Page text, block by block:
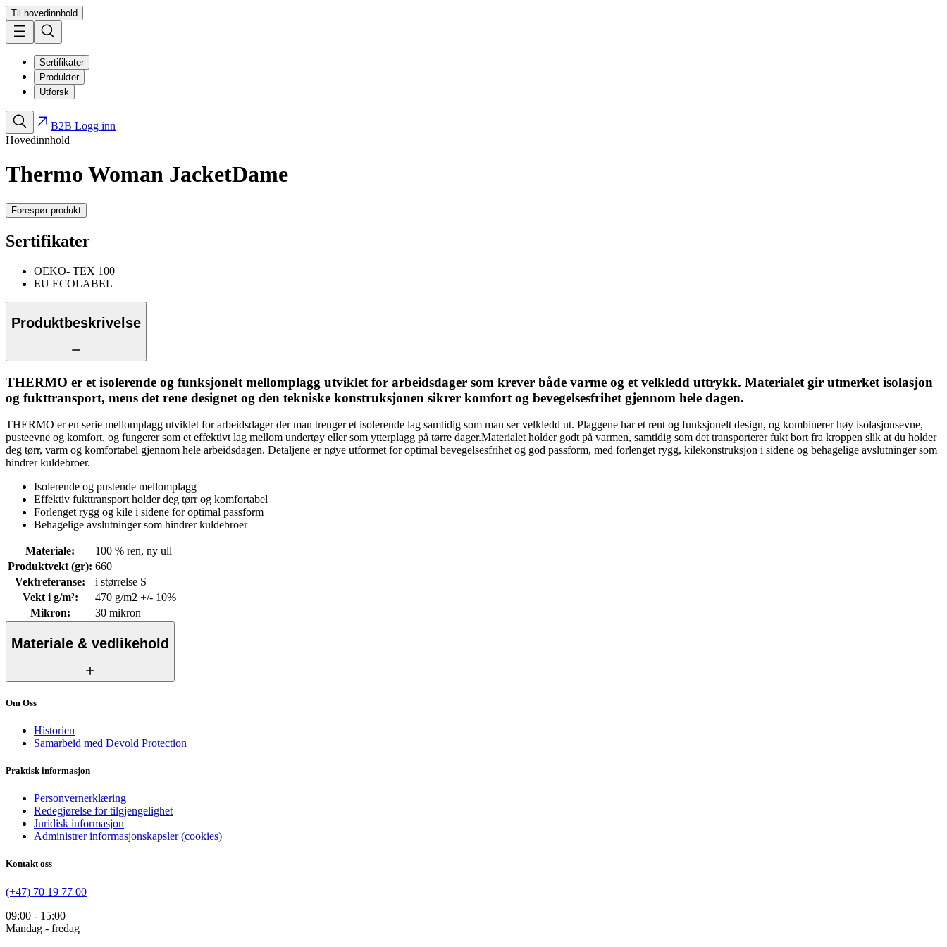
Til hovedinnhold
Sertifikater
Produkter
Utforsk
B2B Logg inn
Hovedinnhold
Thermo Woman JacketDame
Forespør produkt
Sertifikater
OEKO- TEX 100
EU ECOLABEL
Produktbeskrivelse
THERMO er et isolerende og funksjonelt mellomplagg utviklet for arbeidsdager som krever både varme og et velkledd uttrykk. Materialet gir utmerket isolasjon
og fukttransport, mens det rene designet og den tekniske konstruksjonen sikrer komfort og bevegelsesfrihet gjennom hele dagen.
THERMO er en serie mellomplagg utviklet for arbeidsdager der man trenger et isolerende lag samtidig som man ser velkledd ut. Plaggene har et rent og funksjonelt design, og kombinerer høy isolasjonsevne,
pusteevne og komfort, og fungerer som et effektivt lag mellom undertøy eller som ytterplagg på tørre dager.Materialet holder godt på varmen, samtidig som det transporterer fukt bort fra kroppen slik at du holder
deg tørr, varm og komfortabel gjennom hele arbeidsdagen. Detaljene er nøye utformet for optimal bevegelsesfrihet og god passform, med forlenget rygg, kilekonstruksjon i sidene og behagelige avslutninger som
hindrer kuldebroer.
Isolerende og pustende mellomplagg
Effektiv fukttransport holder deg tørr og komfortabel
Forlenget rygg og kile i sidene for optimal passform
Behagelige avslutninger som hindrer kuldebroer
Materiale:
100 % ren, ny ull
Produktvekt (gr): 660
Vektreferanse:
i størrelse S
Vekt i g/m²:
470 g/m2 +/- 10%
Mikron: 30 mikron
Materiale & vedlikehold
Om Oss
Historien
Samarbeid med Devold Protection
Praktisk informasjon
Personvernerklæring
Redegjørelse for tilgjengelighet
Juridisk informasjon
Administrer informasjonskapsler (cookies)
Kontakt oss
(+47) 70 19 77 00
09:00 - 15:00
Mandag - fredag